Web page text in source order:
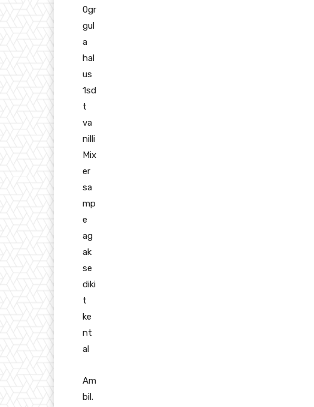
0gr
gul
a
hal
us
1sd
t
va
nilli
Mix
er
sa
mp
e
ag
ak
se
diki
t
ke
nt
al
Am
bil.